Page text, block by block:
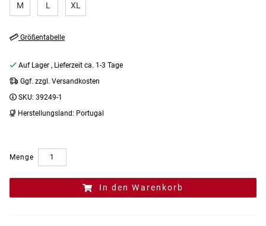
M L XL
Größentabelle
Auf Lager , Lieferzeit ca. 1-3 Tage
Ggf. zzgl. Versandkosten
SKU: 39249-1
Herstellungsland: Portugal
Menge
In den Warenkorb